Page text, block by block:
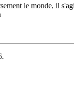
le monde, il